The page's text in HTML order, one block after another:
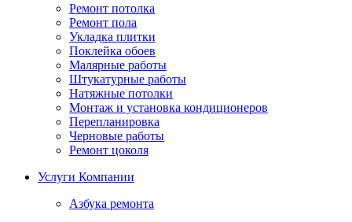
Ремонт потолка
Ремонт пола
Укладка плитки
Поклейка обоев
Малярные работы
Штукатурные работы
Натяжные потолки
Монтаж и установка кондиционеров
Перепланировка
Черновые работы
Ремонт цоколя
Услуги Компании
Азбука ремонта